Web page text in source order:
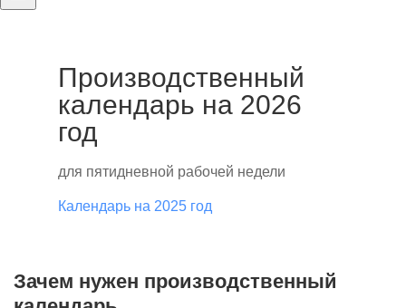
Производственный
календарь на 2026
год
для пятидневной рабочей недели
Календарь на 2025 год
Зачем нужен производственный